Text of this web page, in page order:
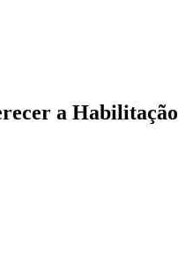
a Habilitação